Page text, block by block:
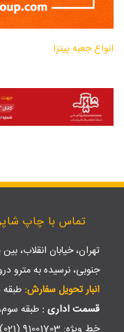
انواع جعبه پیتزا
تماس با چاپ
تهران، خیابان انقلاب،
جنوبی، نرسیده به مترو
انبار تحویل سفارش: طبقه
قسمت اداری : طبقه سوم،